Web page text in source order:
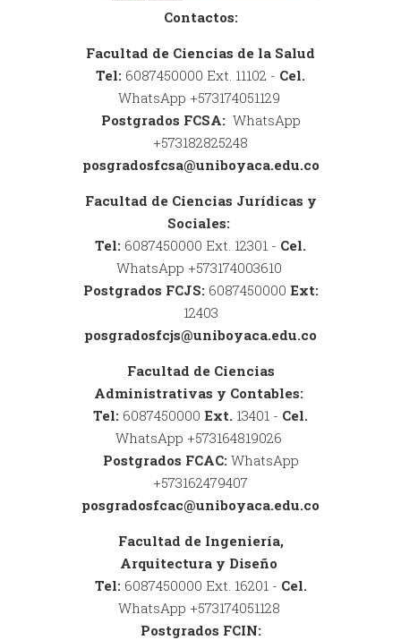
Contactos:
Facultad de Ciencias de la Salud
Tel: 6087450000 Ext. 11102 - Cel.
WhatsApp +573174051129
Postgrados FCSA:WhatsApp
+573182825248
posgradosfcsa@uniboyaca.edu.co
Facultad de Ciencias Jurídicas y
Sociales:
Tel: 6087450000 Ext. 12301 - Cel.
WhatsApp +573174003610
Postgrados FCJS:6087450000 Ext:
12403
posgradosfcjs@uniboyaca.edu.co
Facultad de Ciencias
Administrativas y Contables:
Tel: 6087450000 Ext. 13401 - Cel.
WhatsApp +573164819026
Postgrados FCAC:WhatsApp
+573162479407
posgradosfcac@uniboyaca.edu.co
Facultad de Ingeniería,
Arquitectura y Diseño
Tel: 6087450000 Ext. 16201 - Cel.
WhatsApp +573174051128
Postgrados FCIN: